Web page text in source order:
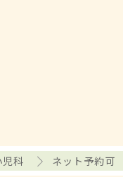
児科 ネット予約可